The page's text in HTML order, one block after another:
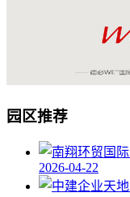
园区推荐
2026-04-22